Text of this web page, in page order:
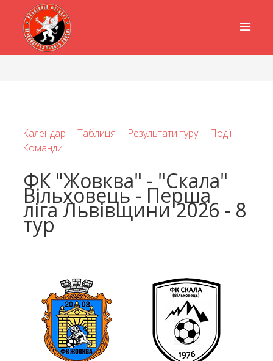
Календар Таблиця Результати туру
Події
Команди
ФК "Жовква" - "Скала"
Вільховець - Перша
ліга Львівщини 2026 - 8
тур